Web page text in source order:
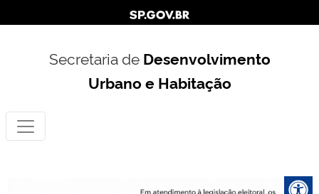
Secretaria de Desenvolvimento
Urbano e Habitação